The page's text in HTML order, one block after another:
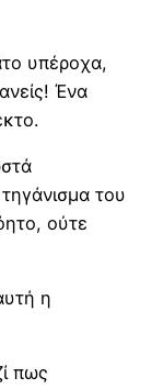
υπέροχα,
Ένα
του
ούτε
η
πως